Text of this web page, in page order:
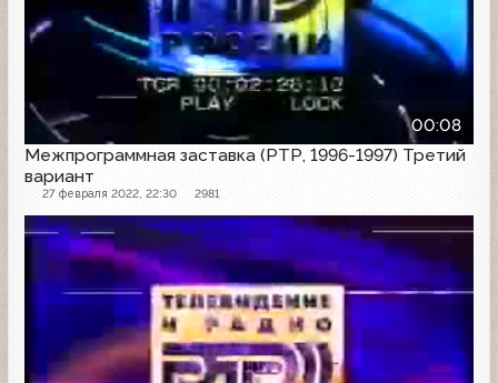
00:08
Межпрограммная заставка (РТР, 1996-1997) Третий
вариант
27 февраля 2022, 22:30 2981
Заставка